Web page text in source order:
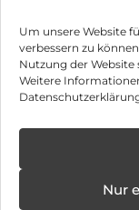
Um unsere Website
verbessern zu
Nutzung der
Weitere
Nur
Impressum